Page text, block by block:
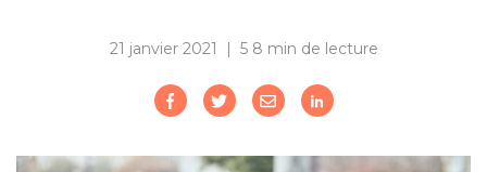
21 janvier 2021 | 5 8 min de lecture